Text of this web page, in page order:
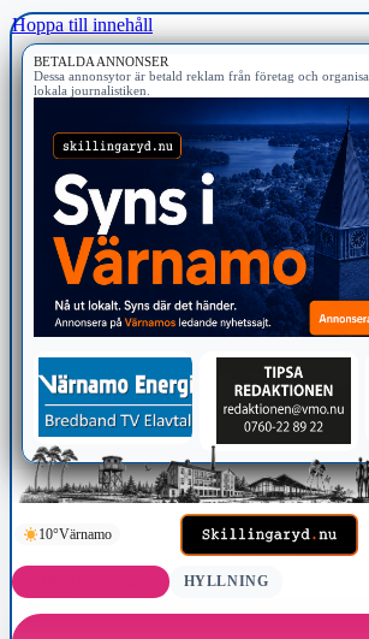
Hoppa till innehåll
BETALDA ANNONSER
Dessa annonsytor är betald reklam från företag och
lokala journalistiken.
10°Värnamo
HYLLNING